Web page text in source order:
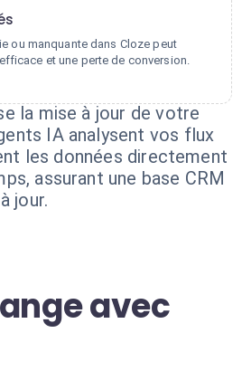
ou manquante dans Cloze peut
et une perte de conversion.
la mise à jour de votre
IA analysent vos flux
les données directement
assurant une base CRM
jour.
avec